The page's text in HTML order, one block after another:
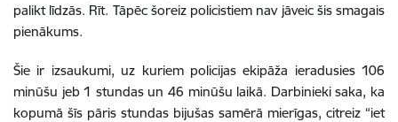
palikt līdzās. Rīt. Tāpēc šoreiz policistiem nav jāveic šis smagais
pienākums.
Šie ir izsaukumi, uz kuriem policijas ekipāža ieradusies 106
minūšu jeb 1 stundas un 46 minūšu laikā. Darbinieki saka, ka
kopumā šīs pāris stundas bijušas samērā mierīgas, citreiz “iet